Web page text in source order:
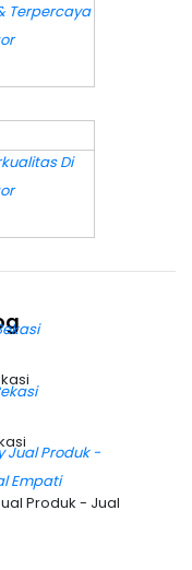
Terpercaya
Di
Jual Produk -
Empati